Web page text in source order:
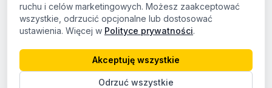
ruchu i celów marketingowych. Możesz zaakceptować
wszystkie, odrzucić opcjonalne lub dostosować
ustawienia. Więcej w Polityce prywatności.
Odrzuć wszystkie
Akceptuję wszystkie